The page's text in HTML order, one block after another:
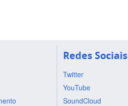
Redes Sociais
Twitter
YouTube
SoundCloud